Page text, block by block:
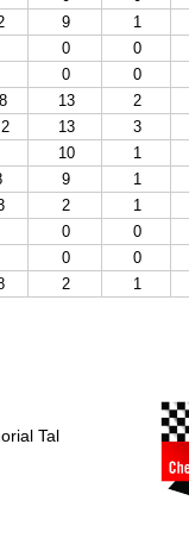
9
1
0
0
0
0
13
2
13
3
10
1
9
1
2
1
0
0
0
0
2 1
Tal